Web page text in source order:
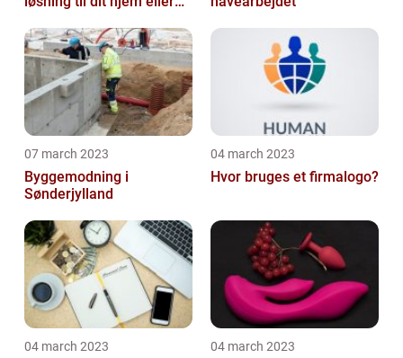
07 march 2023
Byggemodning i
Sønderjylland
04 march 2023
Hvor bruges et firmalogo?
04 march 2023 04 march 2023